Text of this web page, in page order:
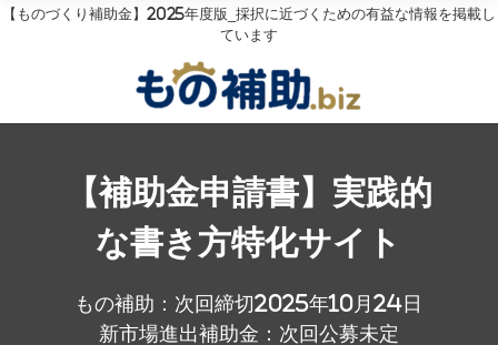
【ものづくり補助金】2025年度版_採択に近づくための有益な情報を掲載し
ています
【補助金申請書】実践的
な書き方特化サイト
もの補助：次回締切2025年10月24日
新市場進出補助金：次回公募未定